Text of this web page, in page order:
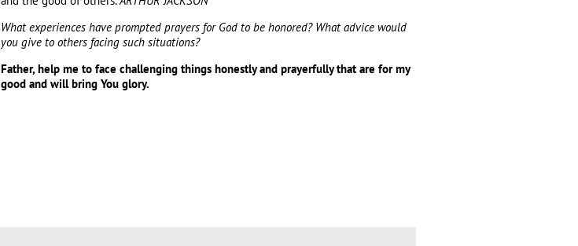
What experiences have prompted prayers for God to be honored? What advice would
you give to others facing such situations?
Father, help me to face challenging things honestly and prayerfully that are for my
good and will bring You glory.